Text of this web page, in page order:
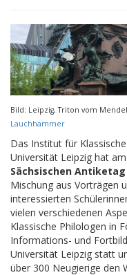
Bild: Leipzig, Triton vom
Lauchhammer
Das Institut für
Universität Leipzig hat
Sächsischen Antiketag
Mischung aus Vorträgen
interessierten
vielen verschiedenen
Klassische Philologen in
Informations- und
Universität Leipzig statt
über 300 Neugierige den